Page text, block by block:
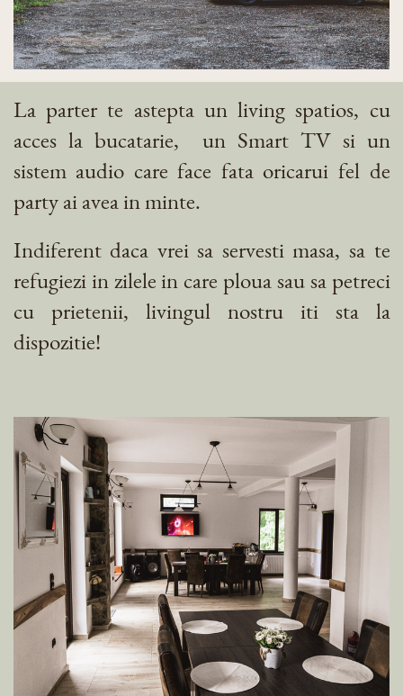
La parter te astepta un living spatios, cu
acces la bucatarie,
un Smart TV si un
sistem audio care face fata oricarui fel de
party ai avea in minte.
Indiferent daca vrei sa servesti masa, sa te
refugiezi in zilele in care ploua sau sa petreci
cu prietenii, livingul nostru iti sta la
dispozitie!